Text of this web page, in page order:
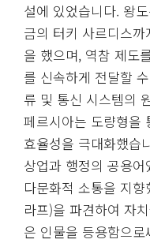
설에 있었습니다. 왕
금의 터키 사르디스
을 했으며, 역참 제도
를 신속하게 전달할
류 및 통신 시스템의
페르시아는 도량형을
효율성을 극대화했습
상업과 행정의 공용
다문화적 소통을 지
라프)을 파견하여 자
은 인물을 등용함으